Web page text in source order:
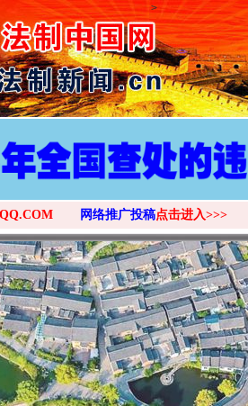
>
网络推广投稿点击进入>>>